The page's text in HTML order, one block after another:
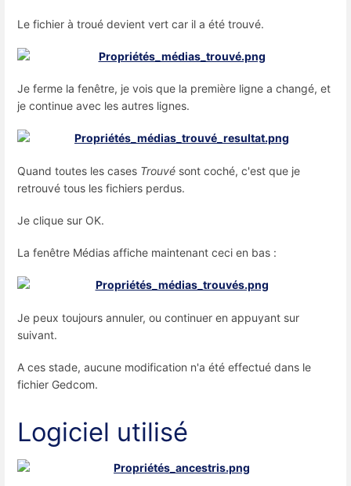
Le fichier à troué devient vert car il a été trouvé.
Je ferme la fenêtre, je vois que la première ligne a changé, et
je continue avec les autres lignes.
Quand toutes les cases Trouvé sont coché, c'est que je
retrouvé tous les fichiers perdus.
Je clique sur OK.
La fenêtre Médias affiche maintenant ceci en bas :
Je peux toujours annuler, ou continuer en appuyant sur
suivant.
A ces stade, aucune modification n'a été effectué dans le
fichier Gedcom.
Logiciel utilisé